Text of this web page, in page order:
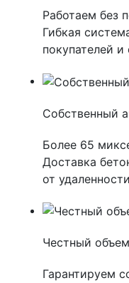
Работаем без
Гибкая
покупателей
Собственный
Более 65
Доставка
от
Честный
Гарантируем